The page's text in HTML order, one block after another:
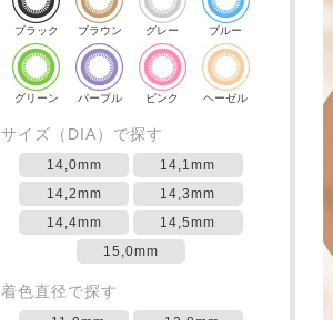
ブラック ブラウン グレー ブルー
グリーン パープル ピンク ヘーゼル
サイズ（DIA）で探す
14,0mm
14,1mm
14,2mm
14,3mm
14,4mm
14,5mm
15,0mm
着色直径で探す